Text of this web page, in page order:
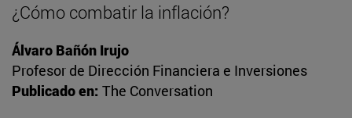
¿Cómo combatir la inflación?
Álvaro Bañón Irujo
Profesor de Dirección Financiera e Inversiones
Publicado en: The Conversation